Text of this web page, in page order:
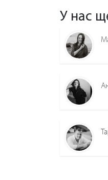
У нас